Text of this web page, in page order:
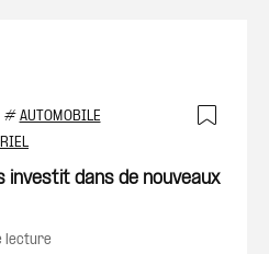
# AUTOMOBILE
investit dans de nouveaux
lecture